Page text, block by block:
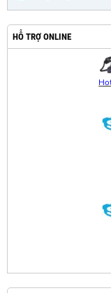
HỖ TRỢ ONLINE